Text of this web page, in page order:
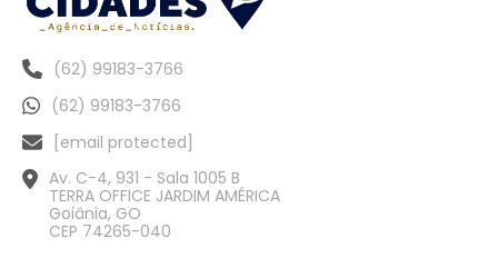
(62) 99183-3766
(62) 99183-3766
[email protected]
Av. C-4, 931 - Sala 1005 B
TERRA OFFICE JARDIM AMÉRICA
Goiânia, GO
CEP 74265-040